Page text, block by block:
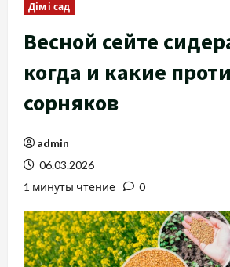
Дім і сад
Весной сейте
когда и какие
сорняков
admin
06.03.2026
1 минуты чтение
0